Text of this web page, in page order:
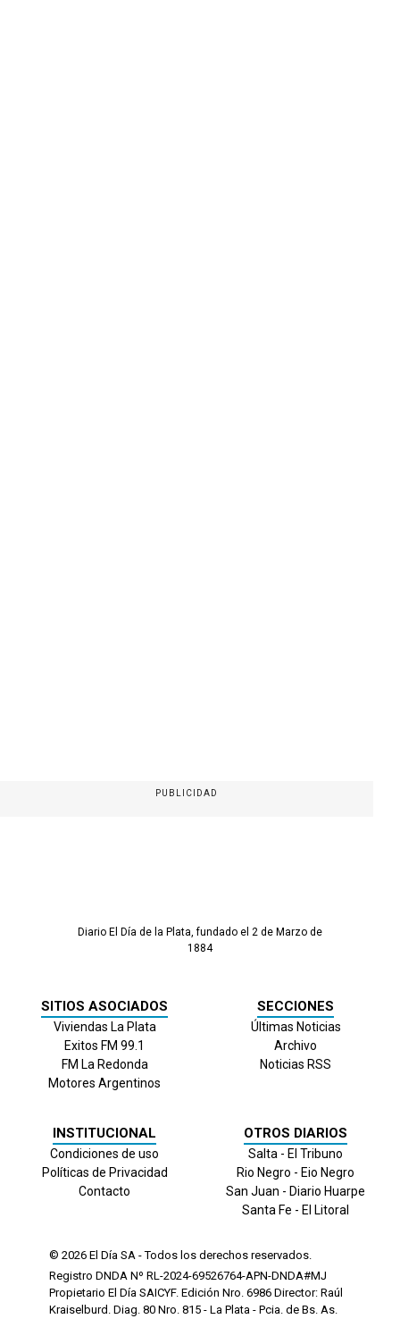
PUBLICIDAD
Diario El Día de la Plata, fundado el 2 de Marzo de
1884
SITIOS ASOCIADOS
Viviendas La Plata
Exitos FM 99.1
FM La Redonda
Motores Argentinos
SECCIONES
Últimas Noticias
Archivo
Noticias RSS
INSTITUCIONAL
Condiciones de uso
Políticas de Privacidad
Contacto
OTROS DIARIOS
Salta - El Tribuno
Rio Negro - Eio Negro
San Juan - Diario Huarpe
Santa Fe - El Litoral
© 2026 El Día SA - Todos los derechos reservados.
Registro DNDA Nº RL-2024-69526764-APN-DNDA#MJ
Propietario El Día SAICYF. Edición Nro. 6986 Director: Raúl
Kraiselburd. Diag. 80 Nro. 815 - La Plata - Pcia. de Bs. As.